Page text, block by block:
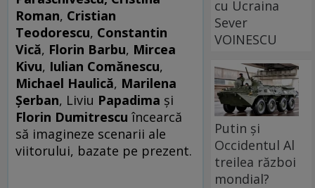
Roman, Cristian
Teodorescu, Constantin
Vică, Florin Barbu, Mircea
Kivu, Iulian Comănescu,
Michael Haulică, Marilena
Şerban, Liviu Papadima şi
Florin Dumitrescu încearcă
să imagineze scenarii ale
viitorului, bazate pe prezent.
cu Ucraina
Sever
VOINESCU
Putin și
Occidentul Al
treilea război
mondial?